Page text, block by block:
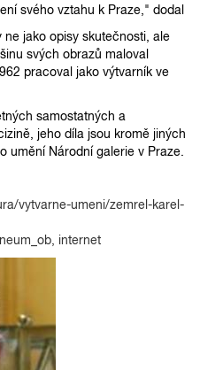
svého vztahu k Praze," dodal
jako opisy skutečnosti, ale
svých obrazů maloval
pracoval jako výtvarník ve
samostatných a
jeho díla jsou kromě jiných
umění Národní galerie v Praze.
vytvarne-umeni/zemrel-karel-
, internet